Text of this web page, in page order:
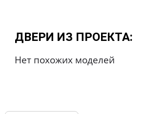
ДВЕРИ ИЗ ПРОЕКТА:
Нет похожих моделей